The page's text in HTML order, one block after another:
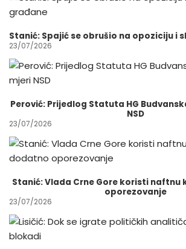
Stanić: Spajić se obrušio na opoziciju i
23/07/2026
Perović: Prijedlog Statuta HG
NSD
23/07/2026
Stanić: Vlada Crne Gore koristi naftnu
oporezovanje
23/07/2026